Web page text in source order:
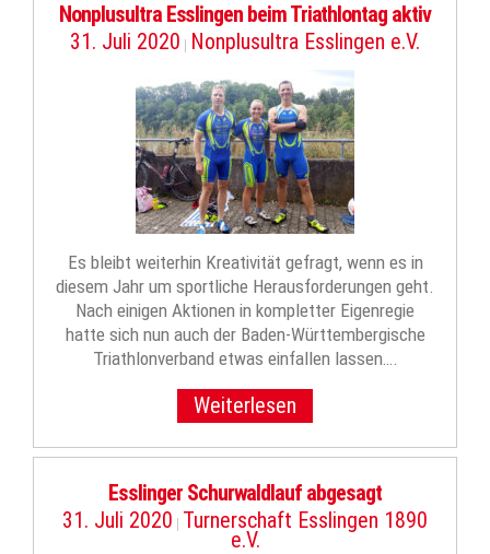
Nonplusultra Esslingen beim Triathlontag aktiv
31. Juli 2020 | Nonplusultra Esslingen e.V.
Es bleibt weiterhin Kreativität gefragt, wenn es in
diesem Jahr um sportliche Herausforderungen geht.
Nach einigen Aktionen in kompletter Eigenregie
hatte sich nun auch der Baden-Württembergische
Triathlonverband etwas einfallen lassen….
Weiterlesen
Esslinger Schurwaldlauf abgesagt
31. Juli 2020 | Turnerschaft Esslingen 1890
e.V.